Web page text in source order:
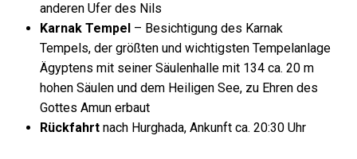
anderen Ufer des Nils
Karnak Tempel – Besichtigung des Karnak
Tempels, der größten und wichtigsten Tempelanlage
Ägyptens mit seiner Säulenhalle mit 134 ca. 20 m
hohen Säulen und dem Heiligen See, zu Ehren des
Gottes Amun erbaut
Rückfahrt nach Hurghada, Ankunft ca. 20:30 Uhr